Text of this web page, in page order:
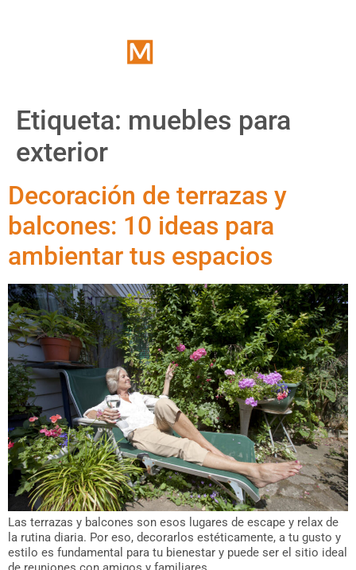
Etiqueta: muebles para
exterior
Decoración de terrazas y
balcones: 10 ideas para
ambientar tus espacios
Las terrazas y balcones son esos lugares de escape y relax de
la rutina diaria. Por eso, decorarlos estéticamente, a tu gusto y
estilo es fundamental para tu bienestar y puede ser el sitio ideal